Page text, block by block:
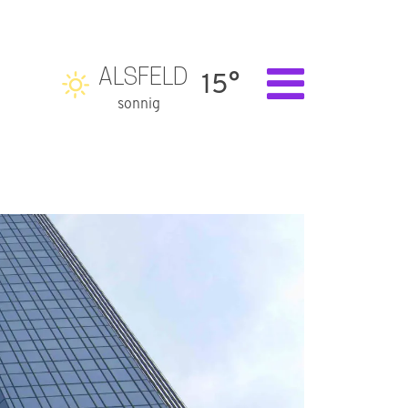
ALSFELD
sonnig
15°